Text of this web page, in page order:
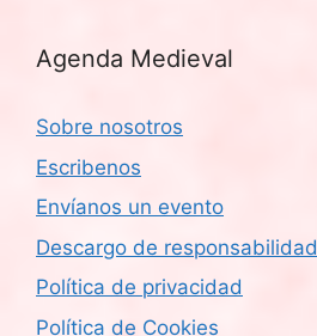
Agenda Medieval
Sobre nosotros
Escribenos
Envíanos un evento
Descargo de responsabilidad
Política de privacidad
Política de Cookies